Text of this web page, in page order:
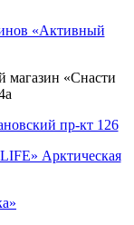
«Активный
магазин «Снасти
пр-кт 126
Арктическая